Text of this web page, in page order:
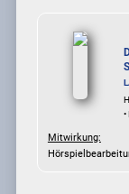
Mitwirkung: